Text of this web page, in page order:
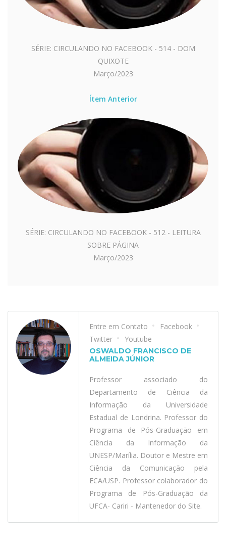
SÉRIE: CIRCULANDO NO FACEBOOK - 514 - DOM
QUIXOTE
Março/2023
Ítem Anterior
SÉRIE: CIRCULANDO NO FACEBOOK - 512 - LEITURA
SOBRE PÁGINA
Março/2023
Entre em Contato
Facebook
Twitter
Youtube
OSWALDO FRANCISCO DE
ALMEIDA JÚNIOR
Professor associado do
Departamento de Ciência da
Informação da Universidade
Estadual de Londrina. Professor do
Programa de Pós-Graduação em
Ciência da Informação da
UNESP/Marília. Doutor e Mestre em
Ciência da Comunicação pela
ECA/USP. Professor colaborador do
Programa de Pós-Graduação da
UFCA- Cariri - Mantenedor do Site.